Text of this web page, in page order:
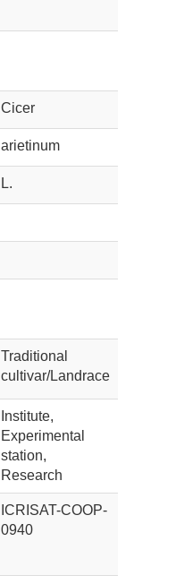
Cicer
arietinum
L.
Traditional
cultivar/Landrace
Institute,
Experimental
station,
Research
ICRISAT-COOP-
0940